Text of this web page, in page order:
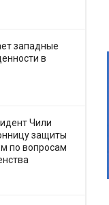
западные
в
Чили
защиты
по вопросам